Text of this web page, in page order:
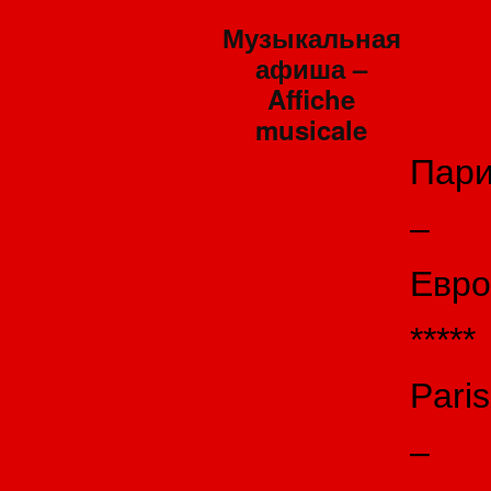
Музыкальная
афиша –
Affiche
musicale
–
*****
Paris
–